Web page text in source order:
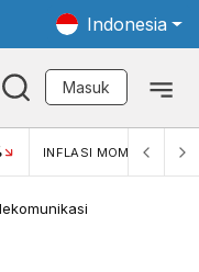
Indonesia
Masuk
INFLASI MOM (MAR)